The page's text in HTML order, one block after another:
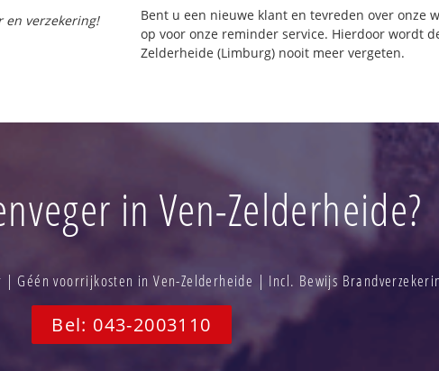
en verzekering!
Bent u een nieuwe klant en tevreden over onze
op voor onze reminder service. Hierdoor wordt
Zelderheide (Limburg) nooit meer vergeten.
in Ven-Zelderheide?
Géén voorrijkosten in Ven-Zelderheide | Incl. Bewijs
Bel: 043-2003110